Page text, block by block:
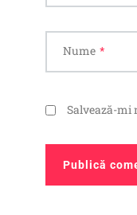
Nume *
Salvează-mi